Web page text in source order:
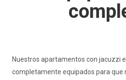
Nuestros apartamentos con jacuzzi
completamente equipados para que